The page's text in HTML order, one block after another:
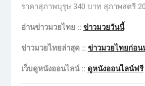
ราคาสุภาพบุรุษ 340 บาท สุภาพสตรี
อ่านข่าวมวยไทย :: ข่าวมวยวันนี้
ข่าวมวยไทยล่าสุด :: ข่าวมวยไทยก่อน
เว็บดูหนังออนไลน์ :: ดูหนังออนไลน์ฟรี